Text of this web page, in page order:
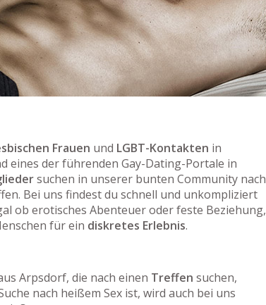
Frauen und LGBT-Kontakten in
eines der führenden Gay-Dating-Portale in
suchen in unserer bunten Community nach
Bei uns findest du schnell und unkompliziert
ob erotisches Abenteuer oder feste Beziehung,
für ein diskretes Erlebnis.
Arpsdorf, die nach einen Treffen suchen,
nach heißem Sex ist, wird auch bei uns